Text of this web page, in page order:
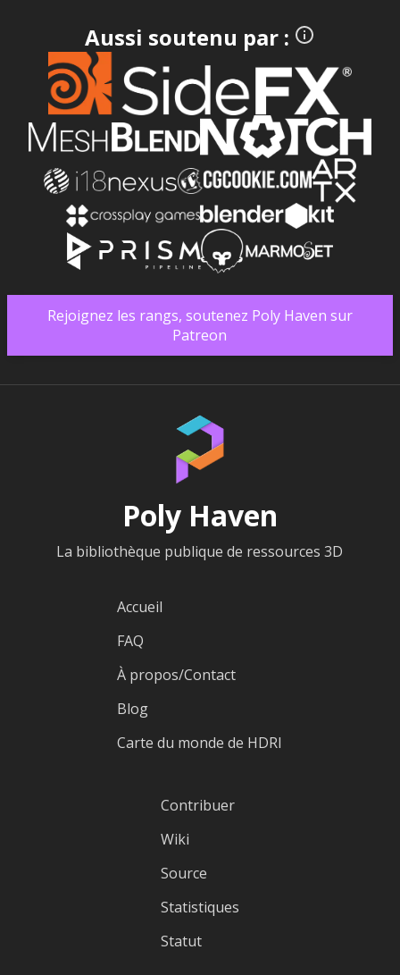
Aussi soutenu par :
Rejoignez les rangs, soutenez Poly Haven sur
Patreon
Poly Haven
La bibliothèque publique de ressources 3D
Accueil
FAQ
À propos/Contact
Blog
Carte du monde de HDRI
Contribuer
Wiki
Source
Statistiques
Statut